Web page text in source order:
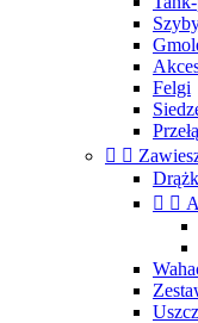
Felgi
 
 